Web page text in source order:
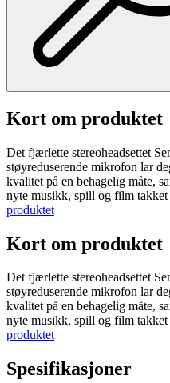
Kort om produktet
Det fjærlette stereoheadsettet
støyreduserende mikrofon lar
kvalitet på en behagelig måte,
nyte musikk, spill og film
produktet
Kort om produktet
Det fjærlette stereoheadsettet
støyreduserende mikrofon lar
kvalitet på en behagelig måte,
nyte musikk, spill og film
produktet
Spesifikasjoner